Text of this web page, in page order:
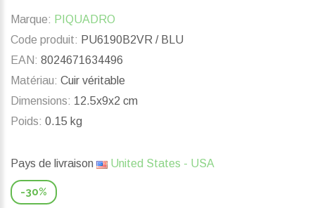
Marque: PIQUADRO
Code produit: PU6190B2VR / BLU
EAN: 8024671634496
Matériau: Cuir véritable
Dimensions: 12.5x9x2 cm
Poids: 0.15 kg
Pays de livraison United States - USA
-30%